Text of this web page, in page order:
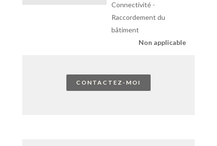
Connectivité -
Raccordement du
bâtiment
Non applicable
CONTACTEZ-MOI